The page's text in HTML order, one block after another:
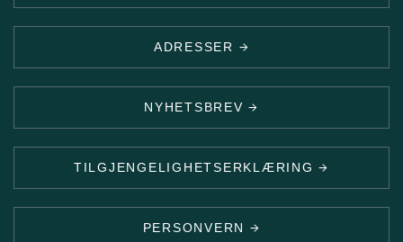
ADRESSER
NYHETSBREV
TILGJENGELIGHETSERKLÆRING
PERSONVERN